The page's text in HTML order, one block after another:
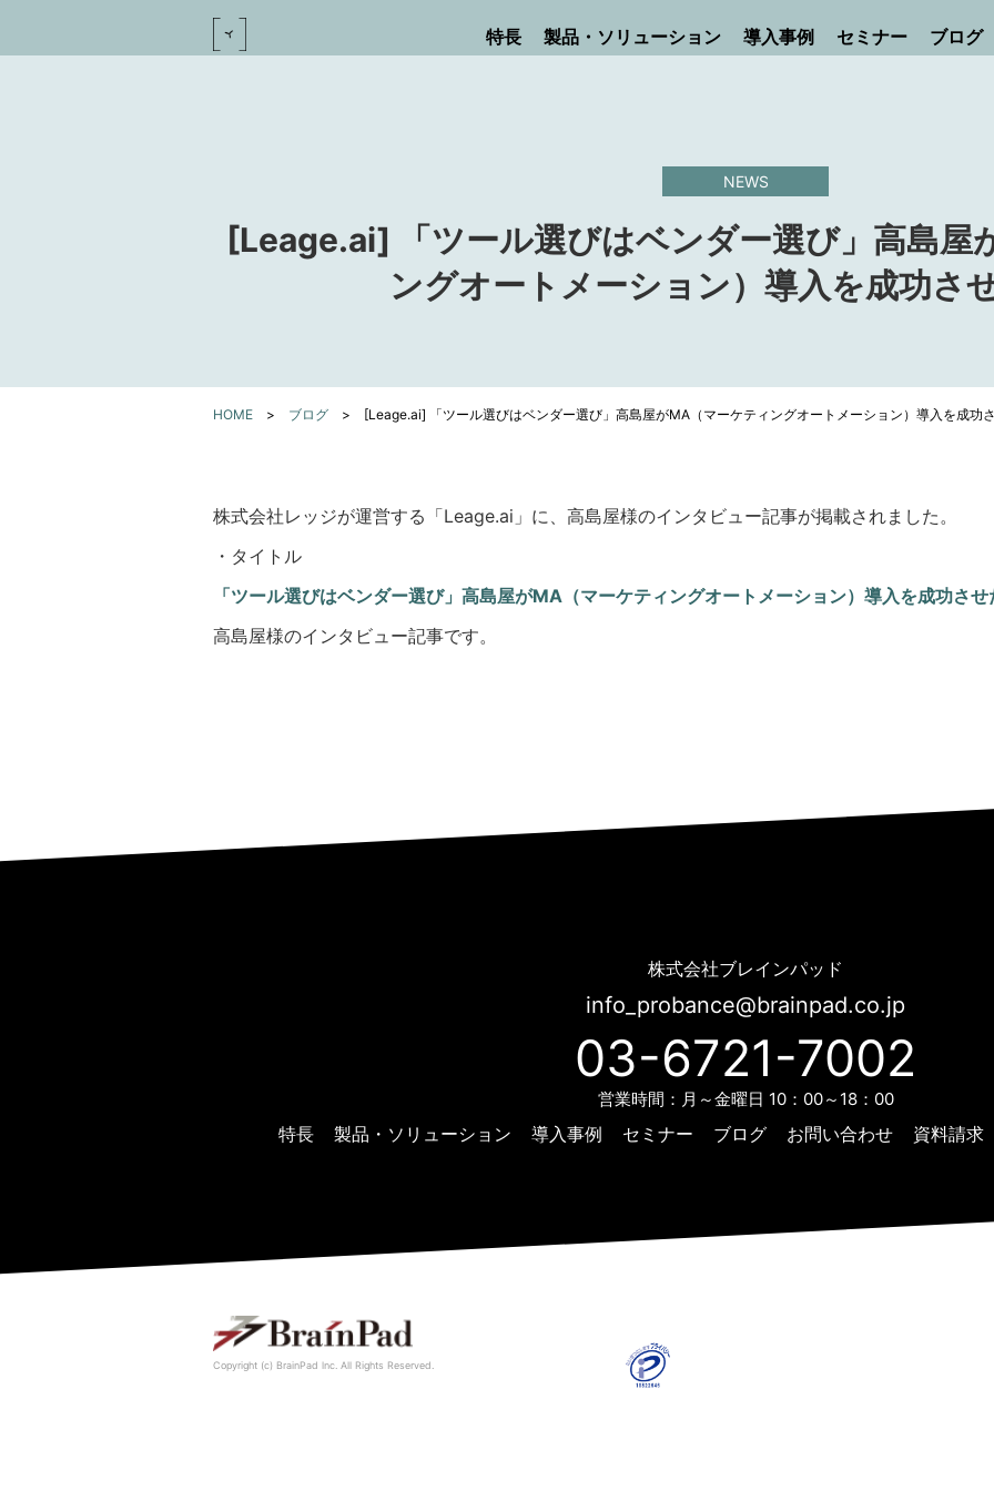
特長 製品・ソリューション 導入事例 セミナー ブログ
NEWS
[Leage.ai] 「ツール選びはベンダー選び」高島屋
ングオートメーション）導入を成功さ
HOME > ブログ > [Leage.ai] 「ツール選びはベンダー選び」高島屋がMA（マーケティングオートメーション）導入を成功
株式会社レッジが運営する「Leage.ai」に、高島屋様のインタビュー記事が掲載されました。
・タイトル
「ツール選びはベンダー選び」高島屋がMA（マーケティングオートメーション）導入を成功させ
高島屋様のインタビュー記事です。
株式会社ブレインパッド
info_probance@brainpad.co.jp
03-6721-7002
営業時間：月～金曜日 10：00～18：00
特長 製品・ソリューション 導入事例 セミナー ブログ お問い合わせ 資料請求
Copyright (c) BrainPad lnc. All Rights Reserved.